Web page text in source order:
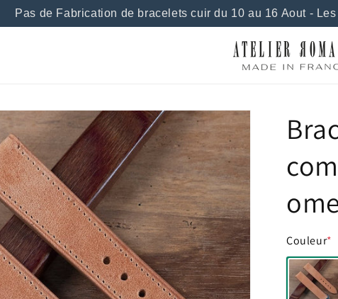
Pas de Fabrication de bracelets cuir du 10 au 16 Aout - Les
Couleur*